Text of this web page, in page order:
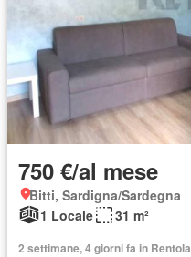
750 €/al mese
Bitti, Sardigna/Sardegna
1 Locale
31 m²
2 settimane, 4 giorni fa in Rentola